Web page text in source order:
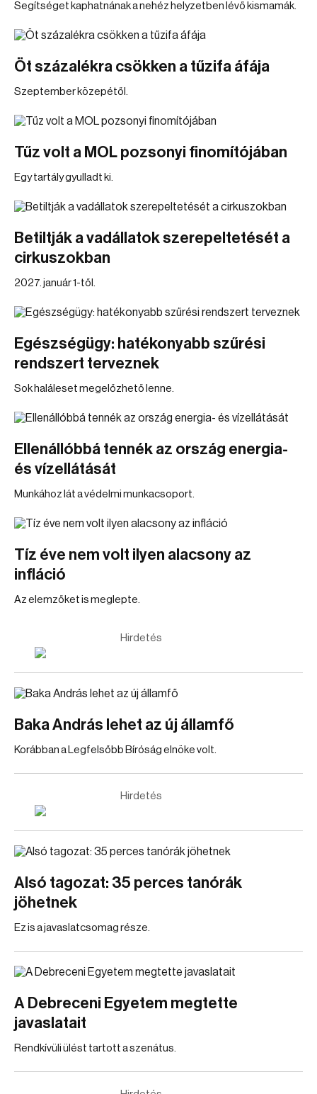
Segítséget kaphatnának a nehéz helyzetben lévő kismamák.
Öt százalékra csökken a tűzifa áfája
Szeptember közepétől.
Tűz volt a MOL pozsonyi finomítójában
Egy tartály gyulladt ki.
Betiltják a vadállatok szerepeltetését a
cirkuszokban
2027. január 1-től.
Egészségügy: hatékonyabb szűrési
rendszert terveznek
Sok haláleset megelőzhető lenne.
Ellenállóbbá tennék az ország energia-
és vízellátását
Munkához lát a védelmi munkacsoport.
Tíz éve nem volt ilyen alacsony az
infláció
Az elemzőket is meglepte.
Hirdetés
Baka András lehet az új államfő
Korábban a Legfelsőbb Bíróság elnöke volt.
Hirdetés
Alsó tagozat: 35 perces tanórák
jöhetnek
Ez is a javaslatcsomag része.
A Debreceni Egyetem megtette
javaslatait
Rendkívüli ülést tartott a szenátus.